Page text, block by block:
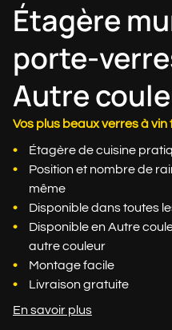
Étagère
porte-
Autre
Vos plus beaux verres à
Étagère de cuisine
Position et nombre de
même
Disponible dans toutes
Disponible en Autre
autre couleur
Montage facile
Livraison gratuite
En savoir plus